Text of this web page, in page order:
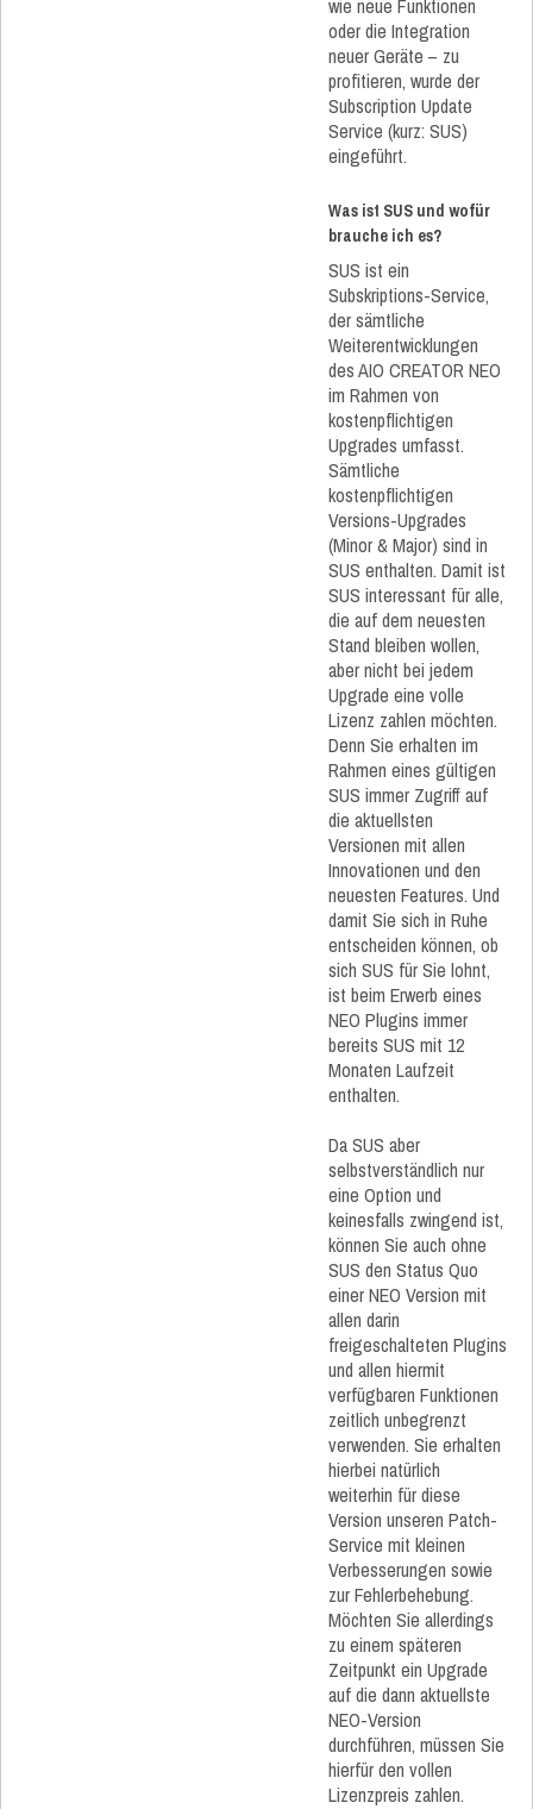
wie neue Funktionen
oder die Integration
neuer Geräte – zu
profitieren, wurde der
Subscription Update
Service (kurz: SUS)
eingeführt.
Was ist SUS und wofür
brauche ich es?
SUS ist ein
Subskriptions-Service,
der sämtliche
Weiterentwicklungen
des AIO CREATOR NEO
im Rahmen von
kostenpflichtigen
Upgrades umfasst.
Sämtliche
kostenpflichtigen
Versions-Upgrades
(Minor & Major) sind in
SUS enthalten. Damit ist
SUS interessant für alle,
die auf dem neuesten
Stand bleiben wollen,
aber nicht bei jedem
Upgrade eine volle
Lizenz zahlen möchten.
Denn Sie erhalten im
Rahmen eines gültigen
SUS immer Zugriff auf
die aktuellsten
Versionen mit allen
Innovationen und den
neuesten Features. Und
damit Sie sich in Ruhe
entscheiden können, ob
sich SUS für Sie lohnt,
ist beim Erwerb eines
NEO Plugins immer
bereits SUS mit 12
Monaten Laufzeit
enthalten.
Da SUS aber
selbstverständlich nur
eine Option und
keinesfalls zwingend ist,
können Sie auch ohne
SUS den Status Quo
einer NEO Version mit
allen darin
freigeschalteten Plugins
und allen hiermit
verfügbaren Funktionen
zeitlich unbegrenzt
verwenden. Sie erhalten
hierbei natürlich
weiterhin für diese
Version unseren Patch-
Service mit kleinen
Verbesserungen sowie
zur Fehlerbehebung.
Möchten Sie allerdings
zu einem späteren
Zeitpunkt ein Upgrade
auf die dann aktuellste
NEO-Version
durchführen, müssen Sie
hierfür den vollen
Lizenzpreis zahlen.